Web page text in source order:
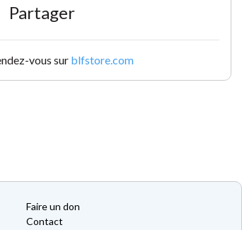
Partager
vous sur blfstore.com
Faire un don
Contact